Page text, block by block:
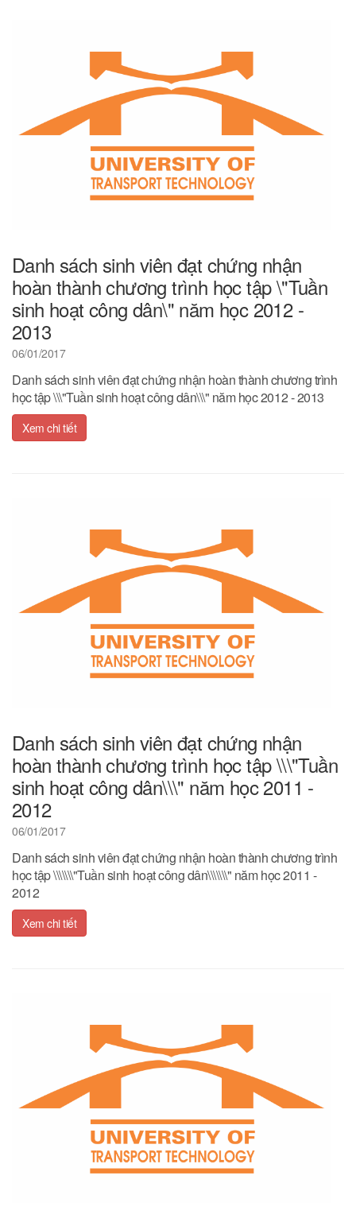
Danh sách sinh viên đạt chứng nhận
hoàn thành chương trình học tập \"Tuần
sinh hoạt công dân\" năm học 2012 -
2013
06/01/2017
Danh sách sinh viên đạt chứng nhận hoàn thành chương trình
học tập \\\"Tuần sinh hoạt công dân\\\" năm học 2012 - 2013
Xem chi tiết
Danh sách sinh viên đạt chứng nhận
hoàn thành chương trình học tập \\\"Tuần
sinh hoạt công dân\\\" năm học 2011 -
2012
06/01/2017
Danh sách sinh viên đạt chứng nhận hoàn thành chương trình
học tập \\\\\\\"Tuần sinh hoạt công dân\\\\\\\" năm học 2011 -
2012
Xem chi tiết